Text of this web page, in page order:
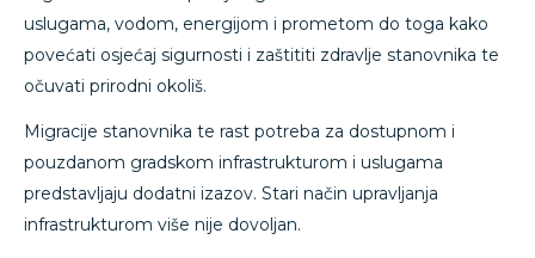
uslugama, vodom, energijom i prometom do toga kako
povećati osjećaj sigurnosti i zaštititi zdravlje stanovnika te
očuvati prirodni okoliš.
Migracije stanovnika te rast potreba za dostupnom i
pouzdanom gradskom infrastrukturom i uslugama
predstavljaju dodatni izazov. Stari način upravljanja
infrastrukturom više nije dovoljan.